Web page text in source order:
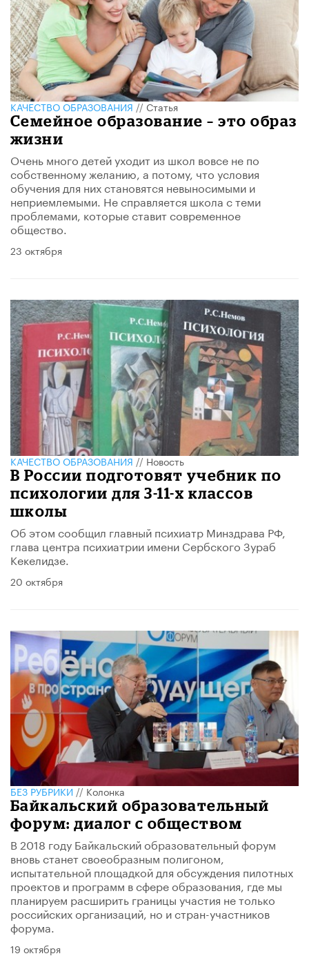
КАЧЕСТВО ОБРАЗОВАНИЯ//Статья
Семейное образование – это образ
жизни
Очень много детей уходит из школ вовсе не по
собственному желанию, а потому, что условия
обучения для них становятся невыносимыми и
неприемлемыми. Не справляется школа с теми
проблемами, которые ставит современное
общество.
23 октября
КАЧЕСТВО ОБРАЗОВАНИЯ//Новость
В России подготовят учебник по
психологии для 3-11-х классов
школы
Об этом сообщил главный психиатр Минздрава РФ,
глава центра психиатрии имени Сербского Зураб
Кекелидзе.
20 октября
БЕЗ РУБРИКИ//Колонка
Байкальский образовательный
форум: диалог с обществом
В 2018 году Байкальский образовательный форум
вновь станет своеобразным полигоном,
испытательной площадкой для обсуждения пилотных
проектов и программ в сфере образования, где мы
планируем расширить границы участия не только
российских организаций, но и стран-участников
форума.
19 октября